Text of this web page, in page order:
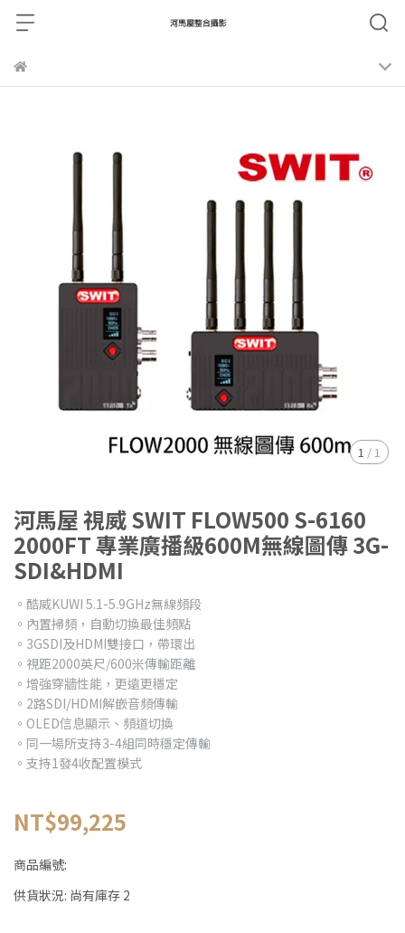
1 / 1
河馬屋 視威 SWIT FLOW500 S-6160
2000FT 專業廣播級600M無線圖傳 3G-
SDI&HDMI
。酷威KUWI 5.1-5.9GHz無線頻段
。內置掃頻，自動切換最佳頻點
。3GSDI及HDMI雙接口，帶環出
。視距2000英尺/600米傳輸距離
。增強穿牆性能，更遠更穩定
。2路SDI/HDMI解嵌音頻傳輸
。OLED信息顯示、頻道切換
。同一場所支持3-4組同時穩定傳輸
。支持1發4收配置模式
NT$99,225
商品編號:
供貨狀況: 尚有庫存 2